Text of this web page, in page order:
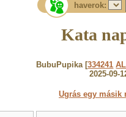
haverok:
Kata
BubuPupika [334241 AL
2025-09-
Ugrás egy másik